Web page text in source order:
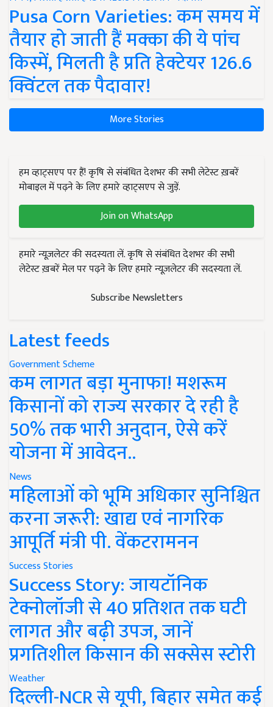
Pusa Corn Varieties: कम समय में
तैयार हो जाती हैं मक्का की ये पांच
किस्में, मिलती है प्रति हेक्टेयर 126.6
क्विंटल तक पैदावार!
More Stories
हम व्हाट्सएप पर हैं! कृषि से संबंधित देशभर की सभी लेटेस्ट ख़बरें
मोबाइल में पढ़ने के लिए हमारे व्हाट्सएप से जुड़ें.
Join on WhatsApp
हमारे न्यूज़लेटर की सदस्यता लें. कृषि से संबंधित देशभर की सभी
लेटेस्ट ख़बरें मेल पर पढ़ने के लिए हमारे न्यूज़लेटर की सदस्यता लें.
Subscribe Newsletters
Latest feeds
Government Scheme
कम लागत बड़ा मुनाफा! मशरूम
किसानों को राज्य सरकार दे रही है
50% तक भारी अनुदान, ऐसे करें
योजना में आवेदन..
News
महिलाओं को भूमि अधिकार सुनिश्चित
करना जरूरी: खाद्य एवं नागरिक
आपूर्ति मंत्री पी. वेंकटरामनन
Success Stories
Success Story: जायटॉनिक
टेक्नोलॉजी से 40 प्रतिशत तक घटी
लागत और बढ़ी उपज, जानें
प्रगतिशील किसान की सक्सेस स्टोरी
Weather
दिल्ली-NCR से यूपी, बिहार समेत कई